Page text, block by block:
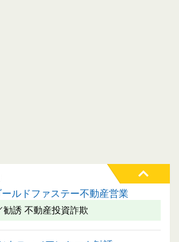
ルドファステー不動産営業
勧誘 不動産投資詐欺